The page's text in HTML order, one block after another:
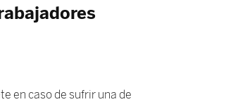
en caso de sufrir una de